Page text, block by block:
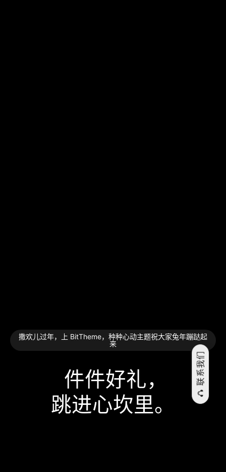
联系我们
撒欢儿过年，上 BitTheme，种种心动主题祝大家兔年蹦跶起
来
件件好礼，
跳⁠进⁠心⁠坎⁠里。